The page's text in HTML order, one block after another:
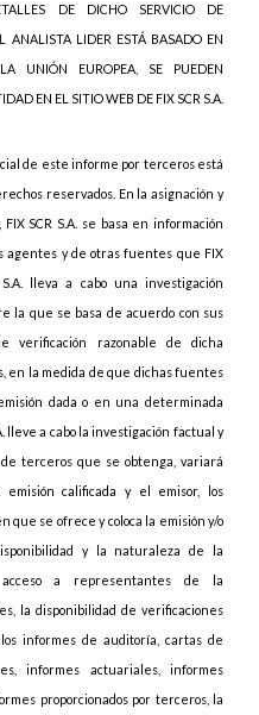
DE DICHO SERVICIO DE
ANALISTA LIDER ESTÁ BASADO EN
UNIÓN EUROPEA, SE PUEDEN
EN EL SITIO WEB DE FIX SCR S.A.
de este informe por terceros está
reservados. En la asignación y
SCR S.A. se basa en información
agentes y de otras fuentes que FIX
lleva a cabo una investigación
la que se basa de acuerdo con sus
verificación razonable de dicha
la medida de que dichas fuentes
dada o en una determinada
lleve a cabo la investigación factual y
terceros que se obtenga, variará
calificada y el emisor, los
que se ofrece y coloca la emisión y/o
y la naturaleza de la
a representantes de la
la disponibilidad de verificaciones
informes de auditoría, cartas de
informes actuariales, informes
proporcionados por terceros, la